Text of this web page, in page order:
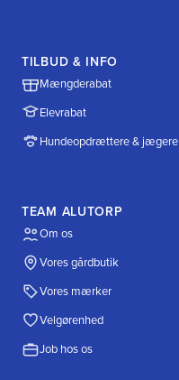
TILBUD & INFO
Mængderabat
Elevrabat
Hundeopdrættere & jægere
TEAM ALUTORP
Om os
Vores gårdbutik
Vores mærker
Velgørenhed
Job hos os